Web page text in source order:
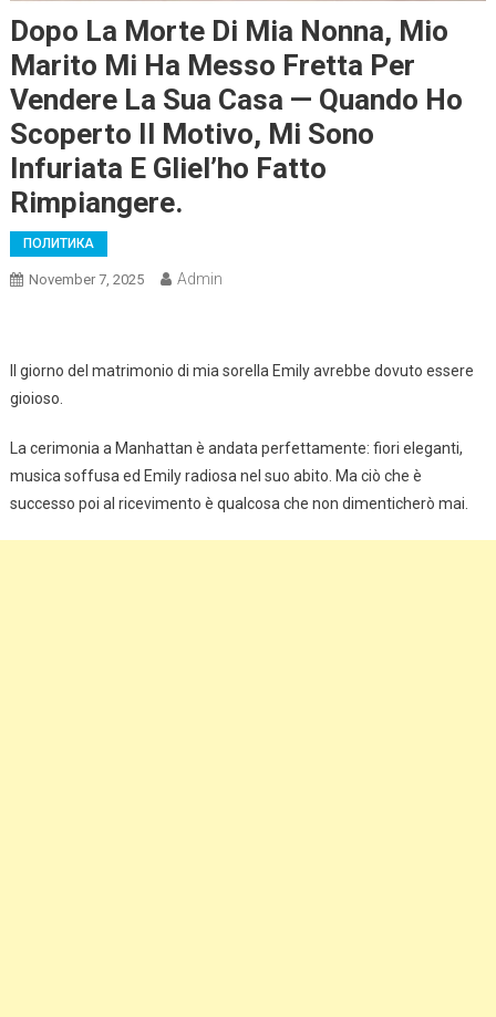
Dopo La Morte Di Mia Nonna, Mio
Marito Mi Ha Messo Fretta Per
Vendere La Sua Casa — Quando Ho
Scoperto Il Motivo, Mi Sono
Infuriata E Gliel’ho Fatto
Rimpiangere.
ПОЛИТИКА
November 7, 2025 Admin
Il giorno del matrimonio di mia sorella Emily avrebbe dovuto essere
gioioso.
La cerimonia a Manhattan è andata perfettamente: fiori eleganti,
musica soffusa ed Emily radiosa nel suo abito. Ma ciò che è
successo poi al ricevimento è qualcosa che non dimenticherò mai.